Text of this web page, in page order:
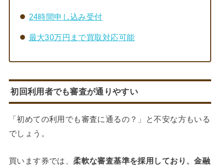
24時間申し込み受付
最大30万円まで買取対応可能
初回利用者でも審査が通りやすい
「初めての利用でも審査に通るの？」と不安な方もいる
でしょう。
買います券では、柔軟な審査基準を採用しており、金融